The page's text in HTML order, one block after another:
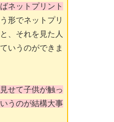
ネットプリント
形でネットプリ
、それを見た人
いうのができま
せて子供が触っ
うのが結構大事